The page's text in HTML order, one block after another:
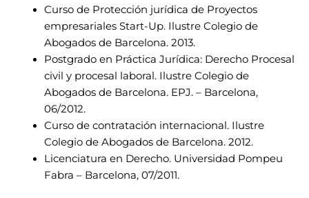
Curso de Protección jurídica de Proyectos
empresariales Start-Up. Ilustre Colegio de
Abogados de Barcelona. 2013.
Postgrado en Práctica Jurídica: Derecho Procesal
civil y procesal laboral. Ilustre Colegio de
Abogados de Barcelona. EPJ. – Barcelona,
06/2012.
Curso de contratación internacional. Ilustre
Colegio de Abogados de Barcelona. 2012.
Licenciatura en Derecho. Universidad Pompeu
Fabra – Barcelona, 07/2011.